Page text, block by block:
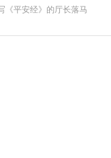
《平安经》的厅长落马